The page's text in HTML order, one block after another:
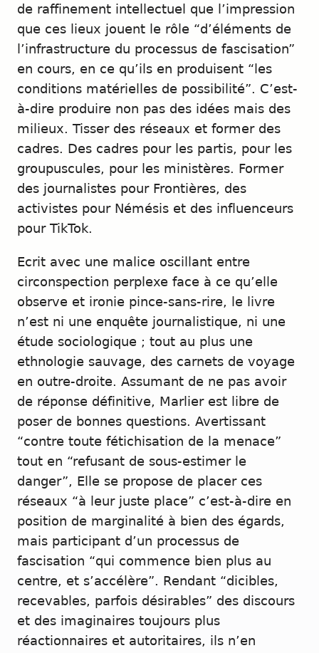
de raffinement intellectuel que l’impression
que ces lieux jouent le rôle “d’éléments de
l’infrastructure du processus de fascisation”
en cours, en ce qu’ils en produisent “les
conditions matérielles de possibilité”. C’est-
à-dire produire non pas des idées mais des
milieux. Tisser des réseaux et former des
cadres. Des cadres pour les partis, pour les
groupuscules, pour les ministères. Former
des journalistes pour Frontières, des
activistes pour Némésis et des influenceurs
pour TikTok.
Ecrit avec une malice oscillant entre
circonspection perplexe face à ce qu’elle
observe et ironie pince-sans-rire, le livre
n’est ni une enquête journalistique, ni une
étude sociologique ; tout au plus une
ethnologie sauvage, des carnets de voyage
en outre-droite. Assumant de ne pas avoir
de réponse définitive, Marlier est libre de
poser de bonnes questions. Avertissant
“contre toute fétichisation de la menace”
tout en “refusant de sous-estimer le
danger”, Elle se propose de placer ces
réseaux “à leur juste place” c’est-à-dire en
position de marginalité à bien des égards,
mais participant d’un processus de
fascisation “qui commence bien plus au
centre, et s’accélère”. Rendant “dicibles,
recevables, parfois désirables” des discours
et des imaginaires toujours plus
réactionnaires et autoritaires, ils n’en